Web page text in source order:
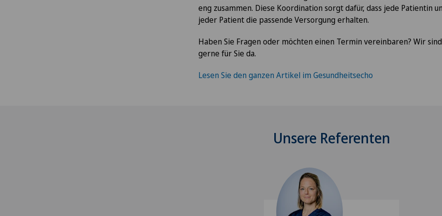
eng zusammen. Diese Koordination sorgt dafür, dass jede Patientin
jeder Patient die passende Versorgung erhalten.
Haben Sie Fragen oder möchten einen Termin vereinbaren? Wir sind
gerne für Sie da.
Lesen Sie den ganzen Artikel im Gesundheitsecho
Unsere Referenten